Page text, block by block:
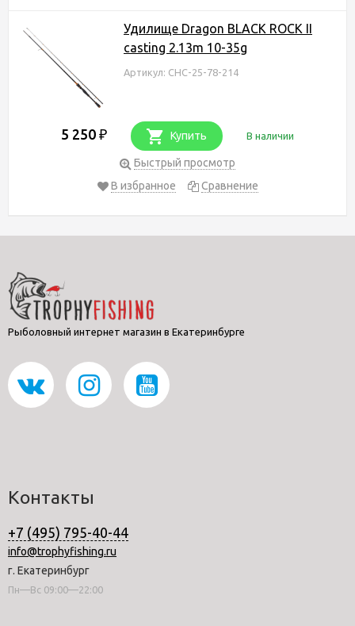
Удилище Dragon BLACK ROCK II
casting 2.13m 10-35g
Артикул: CHC-25-78-214
5 250 ₽ Купить В наличии
Быстрый просмотр
В избранное
Сравнение
Рыболовный интернет магазин в Екатеринбурге
Контакты
+7 (495) 795-40-44
info@trophyfishing.ru
г. Екатеринбург
Пн—Вс 09:00—22:00